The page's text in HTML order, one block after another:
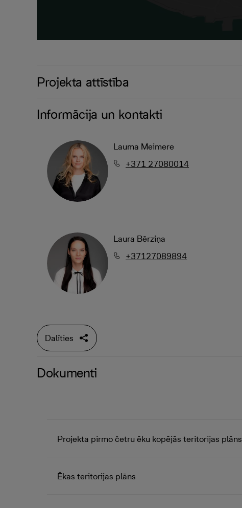
Projekta attīstība
Informācija un kontakti
Lauma Meimere
+371 27080014
Laura Bērziņa
+37127089894
Dalīties
Dokumenti
Projekta pirmo četru ēku kopējās teritorijas plāns
Ēkas teritorijas plāns